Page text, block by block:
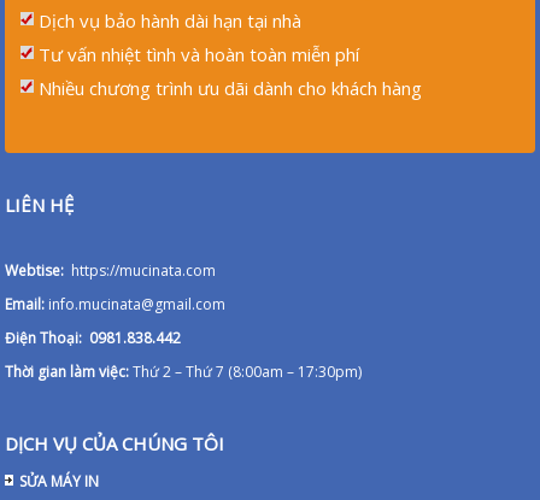
Dịch vụ bảo hành dài hạn tại nhà
Tư vấn nhiệt tình và hoàn toàn miễn phí
Nhiều chương trình ưu dãi dành cho khách hàng
LIÊN HỆ
Webtise: https://mucinata.com
Email: info.mucinata@gmail.com
Điện Thoại: 0981.838.442
Thời gian làm việc:Thứ 2 – Thứ 7 (8:00am – 17:30pm)
DỊCH VỤ CỦA CHÚNG TÔI
SỬA MÁY IN